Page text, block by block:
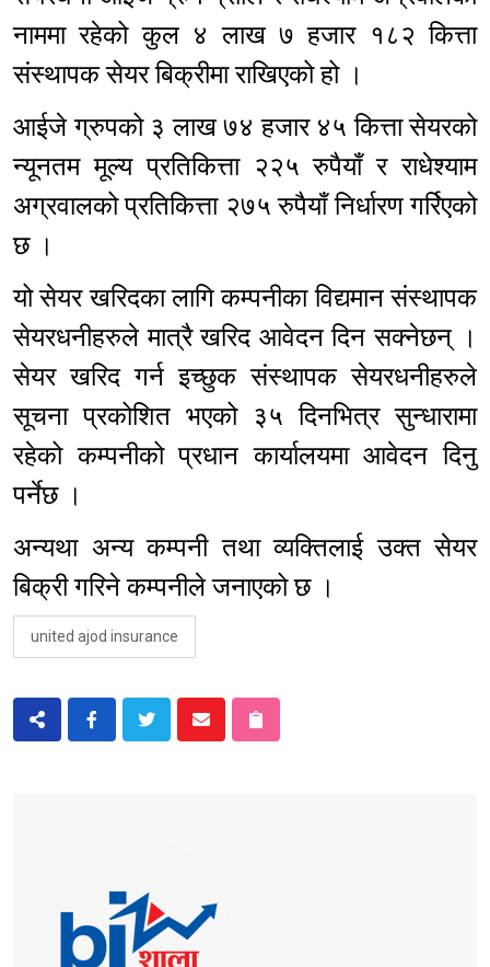
नाममा रहेको कुल ४ लाख ७ हजार १८२ कित्ता
संस्थापक सेयर बिक्रीमा राखिएको हो ।
आईजे ग्रुपको ३ लाख ७४ हजार ४५ कित्ता सेयरको
न्यूनतम मूल्य प्रतिकित्ता २२५ रुपैयाँ र राधेश्याम
अग्रवालको प्रतिकित्ता २७५ रुपैयाँ निर्धारण गर्रिएको
छ ।
यो सेयर खरिदका लागि कम्पनीका विद्यमान संस्थापक
सेयरधनीहरुले मात्रै खरिद आवेदन दिन सक्नेछन् ।
सेयर खरिद गर्न इच्छुक संस्थापक सेयरधनीहरुले
सूचना प्रकोशित भएको ३५ दिनभित्र सुन्धारामा
रहेको कम्पनीको प्रधान कार्यालयमा आवेदन दिनु
पर्नेछ ।
अन्यथा अन्य कम्पनी तथा व्यक्तिलाई उक्त सेयर
बिक्री गरिने कम्पनीले जनाएको छ ।
united ajod insurance